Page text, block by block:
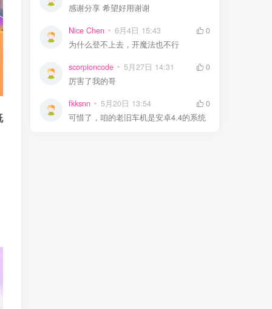
感谢分享 希望好用谢谢
Nice Chen 6月4日 15:43
0
为什么登不上去，开魔法也不行
scorpioncode 5月27日 14:31
0
厉害了我的哥
fkksnn 5月20日 13:54
0
可惜了，咱的老旧车机是安卓4.4的系统